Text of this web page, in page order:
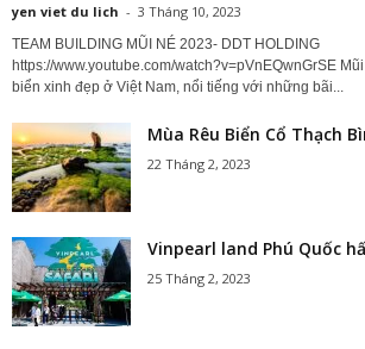
yen viet du lich - 3 Tháng 10, 2023
TEAM BUILDING MŨI NÉ 2023- DDT HOLDING
https://www.youtube.com/watch?v=pVnEQwnGrSE
biển xinh đẹp ở Việt Nam, nổi tiếng với những bãi...
Mùa Rêu Biển Cổ Thạch
22 Tháng 2, 2023
Vinpearl land Phú Quốc
25 Tháng 2, 2023